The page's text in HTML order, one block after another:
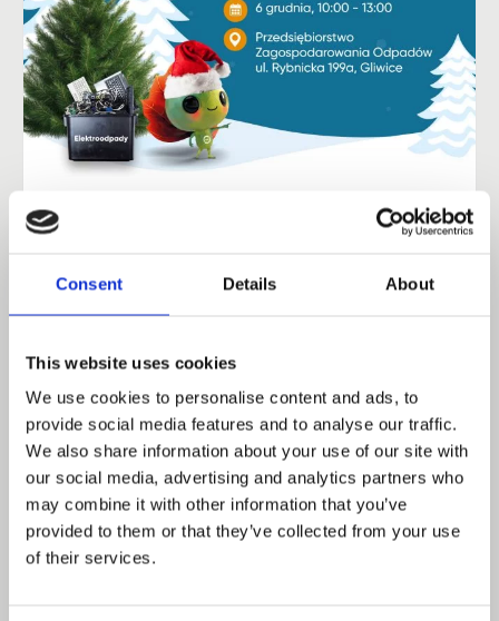
Consent Details About
This website uses cookies
We use cookies to personalise content and ads, to
provide social media features and to analyse our traffic.
We also share information about your use of our site with
our social media, advertising and analytics partners who
may combine it with other information that you’ve
provided to them or that they’ve collected from your use
of their services.
Elektroodpady oddajesz, choinkę
podczas której zużyty sprzęt będzie można wymienić
czytaj wiecej ➔